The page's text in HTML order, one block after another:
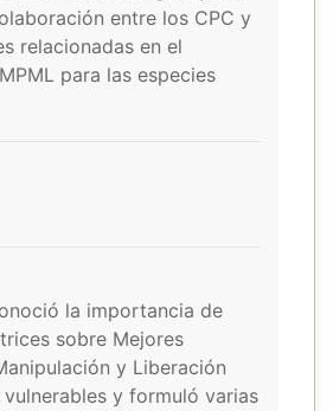
entre los CPC y
relacionadas en el
para las especies
la importancia de
sobre Mejores
y Liberación
vulnerables y formuló varias